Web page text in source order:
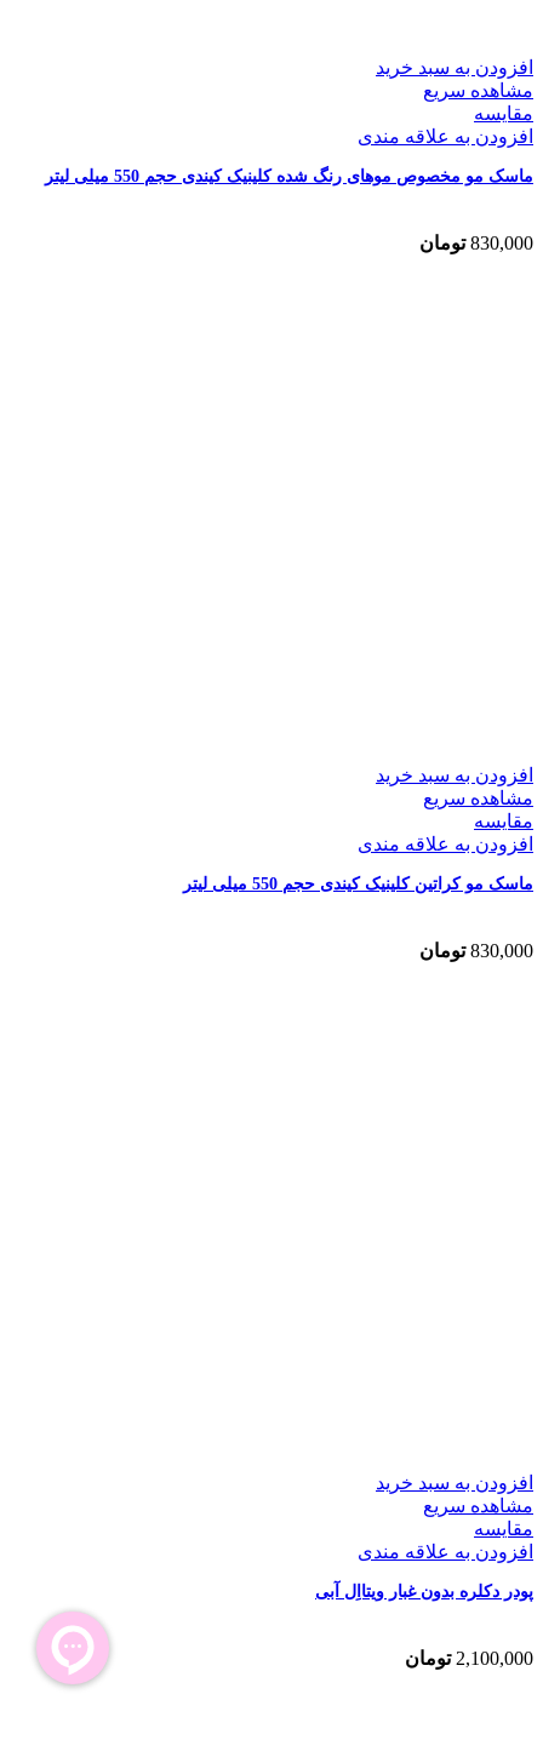
افزودن به سبد خرید
مشاهده سریع
مقایسه
افزودن به علاقه مندی
ماسک مو مخصوص موهای رنگ شده کلینیک کیندی حجم 550 میلی لیتر
830,000 تومان
افزودن به سبد خرید
مشاهده سریع
مقایسه
افزودن به علاقه مندی
ماسک مو کراتین کلینیک کیندی حجم 550 میلی لیتر
830,000 تومان
افزودن به سبد خرید
مشاهده سریع
مقایسه
افزودن به علاقه مندی
پودر دکلره بدون غبار ویتااِل آبی
2,100,000 تومان